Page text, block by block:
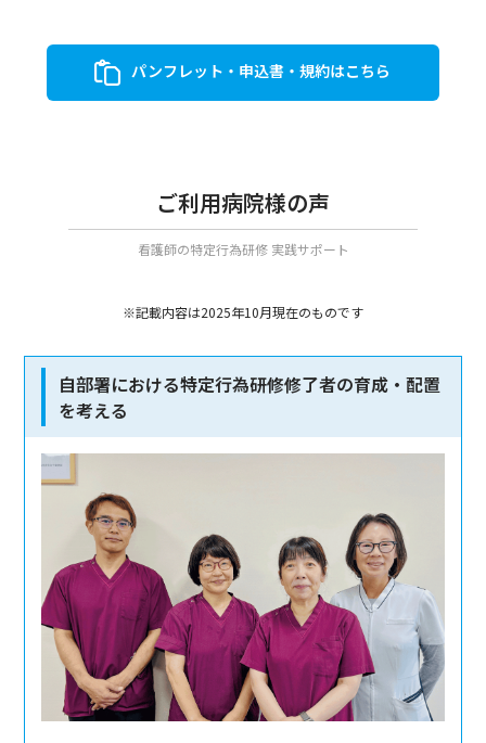
パンフレット・申込書・規約はこちら
ご利用病院様の声
看護師の特定行為研修 実践サポート
※記載内容は2025年10月現在のものです
自部署における特定行為研修修了者の育成・配置
を考える